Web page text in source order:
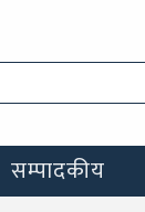
सम्पादकीय